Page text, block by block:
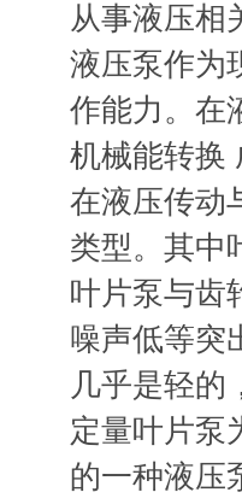
从事液压相
液压泵作为
作能力。在
机械能转换
在液压传动
类型。其中
叶片泵与齿
噪声低等突
几乎是轻的
定量叶片泵
的一种液压